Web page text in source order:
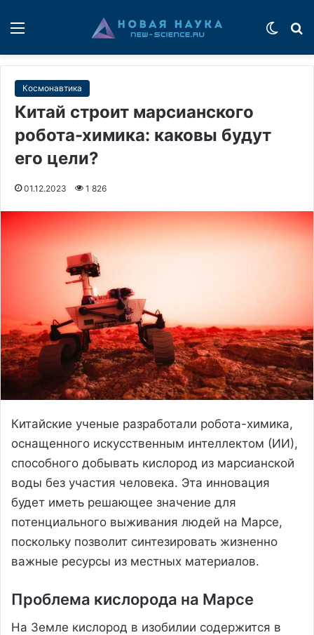
Космонавтика
Китай строит марсианского
робота-химика: каковы будут
его цели?
01.12.2023 1 826
Китайские ученые разработали робота-химика,
оснащенного искусственным интеллектом (ИИ),
способного добывать кислород из марсианской
воды без участия человека. Эта инновация
будет иметь решающее значение для
потенциального выживания людей на Марсе,
поскольку позволит синтезировать жизненно
важные ресурсы из местных материалов.
Проблема кислорода на Марсе
На Земле кислород в изобилии содержится в